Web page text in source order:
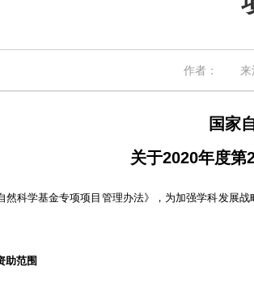
作者： 来
国家
关于2020年度第
学基金专项项目管理办法》，为加强学科发展战
助范围